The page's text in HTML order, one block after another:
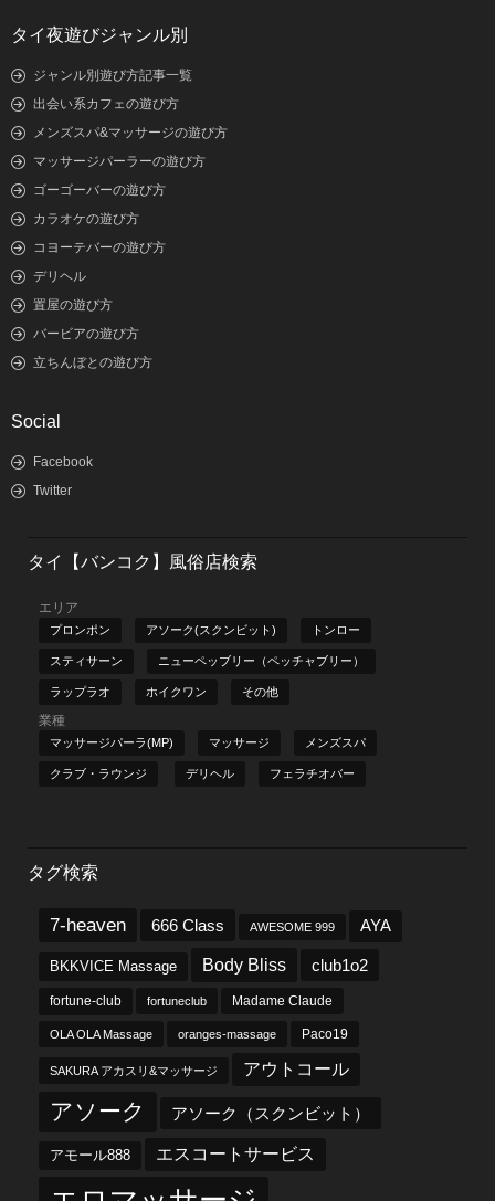
タイ夜遊びジャンル別
ジャンル別遊び方記事一覧
出会い系カフェの遊び方
メンズスパ&マッサージの遊び方
マッサージパーラーの遊び方
ゴーゴーバーの遊び方
カラオケの遊び方
コヨーテバーの遊び方
デリヘル
置屋の遊び方
バービアの遊び方
立ちんぼとの遊び方
Social
Facebook
Twitter
タイ【バンコク】風俗店検索
エリア
プロンポン アソーク(スクンビット) トンロー
スティサーン ニューペッブリー（ペッチャブリー）
ラップラオ ホイクワン その他
業種
マッサージパーラ(MP) マッサージ メンズスパ
クラブ・ラウンジ デリヘル フェラチオバー
タグ検索
7-heaven 666 Class AWESOME 999 AYA
BKKVICE Massage Body Bliss club1o2
fortune-club fortuneclub Madame Claude
OLA OLA Massage oranges-massage Paco19
SAKURA アカスリ&マッサージ アウトコール
アソーク アソーク（スクンビット）
アモール888 エスコートサービス